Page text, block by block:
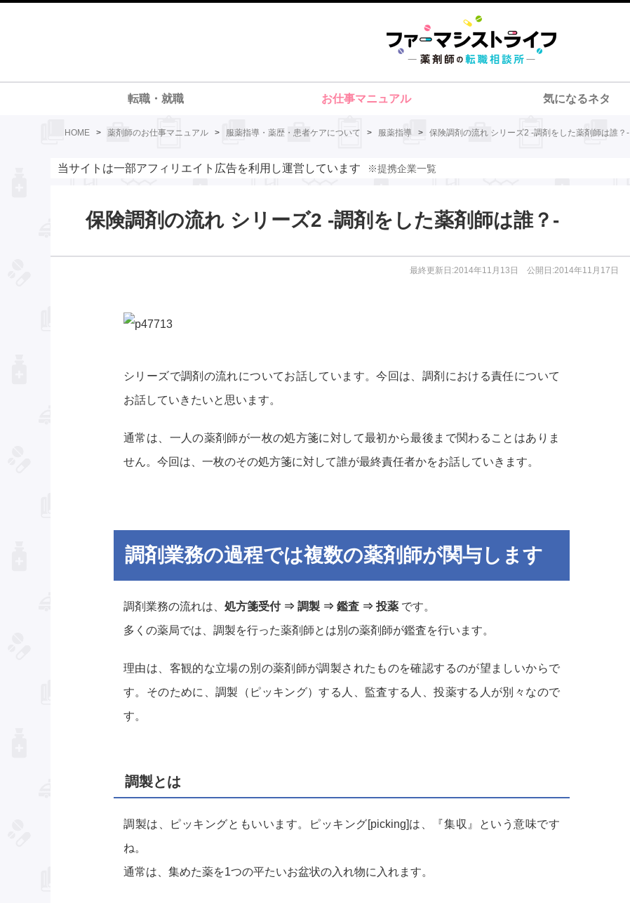
転職・就職 お仕事マニュアル 気になるネタ
HOME > 薬剤師のお仕事マニュアル > 服薬指導・薬歴・患者ケアについて > 服薬指導 > 保険調剤の流れ シリーズ2 -調剤をした薬剤師は誰？-
当サイトは一部アフィリエイト広告を利用し運営しています ※提携企業一覧
保険調剤の流れ シリーズ2 -調剤をした薬剤師は誰？-
最終更新日:2014年11月13日 公開日:2014年11月17日
シリーズで調剤の流れについてお話しています。今回は、調剤における責任について
お話していきたいと思います。
通常は、一人の薬剤師が一枚の処方箋に対して最初から最後まで関わることはありま
せん。今回は、一枚のその処方箋に対して誰が最終責任者かをお話していきます。
調剤業務の過程では複数の薬剤師が関与します
調剤業務の流れは、 処方箋受付 ⇒ 調製 ⇒ 鑑査 ⇒ 投薬 です。
多くの薬局では、調製を行った薬剤師とは別の薬剤師が鑑査を行います。
理由は、客観的な立場の別の薬剤師が調製されたものを確認するのが望ましいからで
す。そのために、調製（ピッキング）する人、監査する人、投薬する人が別々なので
す。
調製とは
調製は、ピッキングともいいます。ピッキング[picking]は、『集収』という意味です
ね。
通常は、集めた薬を1つの平たいお盆状の入れ物に入れます。